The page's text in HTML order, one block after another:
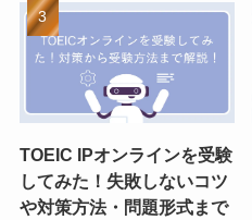
TOEIC IPオンラインを受験
してみた！失敗しないコツ
や対策方法・問題形式まで